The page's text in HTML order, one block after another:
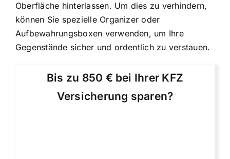
Oberfläche hinterlassen. Um dies zu verhindern,
können Sie spezielle Organizer oder
Aufbewahrungsboxen verwenden, um Ihre
Gegenstände sicher und ordentlich zu verstauen.
Bis zu 850 € bei Ihrer KFZ
Versicherung sparen?